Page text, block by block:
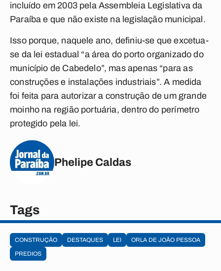
incluído em 2003 pela Assembleia Legislativa da
Paraíba e que não existe na legislação municipal.
Isso porque, naquele ano, definiu-se que excetua-
se da lei estadual “a área do porto organizado do
município de Cabedelo”, mas apenas “para as
construções e instalações industriais”. A medida
foi feita para autorizar a construção de um grande
moinho na região portuária, dentro do perímetro
protegido pela lei.
Phelipe Caldas
Tags
CONSTRUÇÃO DESTAQUES LEI
ORLA DE JOÃO PESSOA
PREDIOS